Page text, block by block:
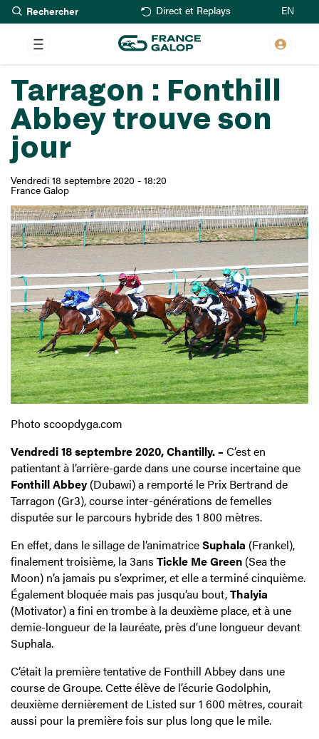
Aller
au
contenu
principal
Rechercher Direct et Replays EN
Tarragon : Fonthill
Abbey trouve son
jour
Vendredi 18 septembre 2020 - 18:20
France Galop
Photo scoopdyga.com
Vendredi 18 septembre 2020, Chantilly. – C’est en
patientant à l’arrière-garde dans une course incertaine que
Fonthill Abbey (Dubawi) a remporté le Prix Bertrand de
Tarragon (Gr3), course inter-générations de femelles
disputée sur le parcours hybride des 1 800 mètres.
En effet, dans le sillage de l’animatriceSuphala (Frankel),
finalement troisième, la 3ans Tickle Me Green (Sea the
Moon) n’a jamais pu s’exprimer, et elle a terminé cinquième.
Également bloquée mais pas jusqu’au bout,Thalyia
(Motivator) a fini en trombe à la deuxième place, et à une
demie-longueur de la lauréate, près d’une longueur devant
Suphala.
C’était la première tentative de Fonthill Abbey dans une
course de Groupe. Cette élève de l’écurie Godolphin,
deuxième dernièrement de Listed sur 1 600 mètres, courait
aussi pour la première fois sur plus long que le mile.